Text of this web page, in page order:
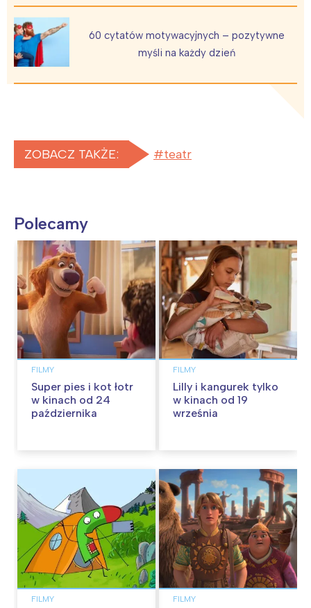
60 cytatów motywacyjnych – pozytywne
myśli na każdy dzień
ZOBACZ TAKŻE: teatr
Polecamy
FILMY
Super pies i kot łotr
w kinach od 24
października
FILMY
Lilly i kangurek tylko
w kinach od 19
września
FILMY FILMY